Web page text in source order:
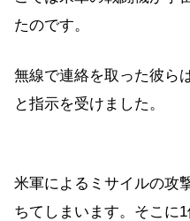
たのです。
無線で連絡を取った彼ら
と指示を受けました。
米軍によるミサイルの攻
ちてしまいます。そこに